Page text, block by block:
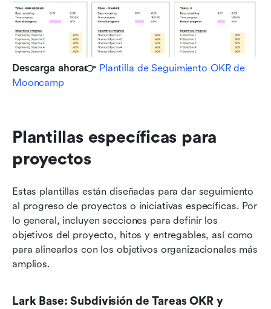
Descarga ahora👉 Plantilla de Seguimiento OKR de
Mooncamp
Plantillas específicas para
proyectos
Estas plantillas están diseñadas para dar seguimiento
al progreso de proyectos o iniciativas específicas. Por
lo general, incluyen secciones para definir los
objetivos del proyecto, hitos y entregables, así como
para alinearlos con los objetivos organizacionales más
amplios.
Lark Base: Subdivisión de Tareas OKR y